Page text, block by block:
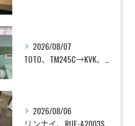
2026/08/07
2026/08/06